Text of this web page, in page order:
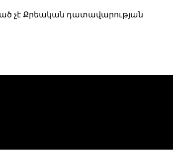
չէ Քրեական դատավարության